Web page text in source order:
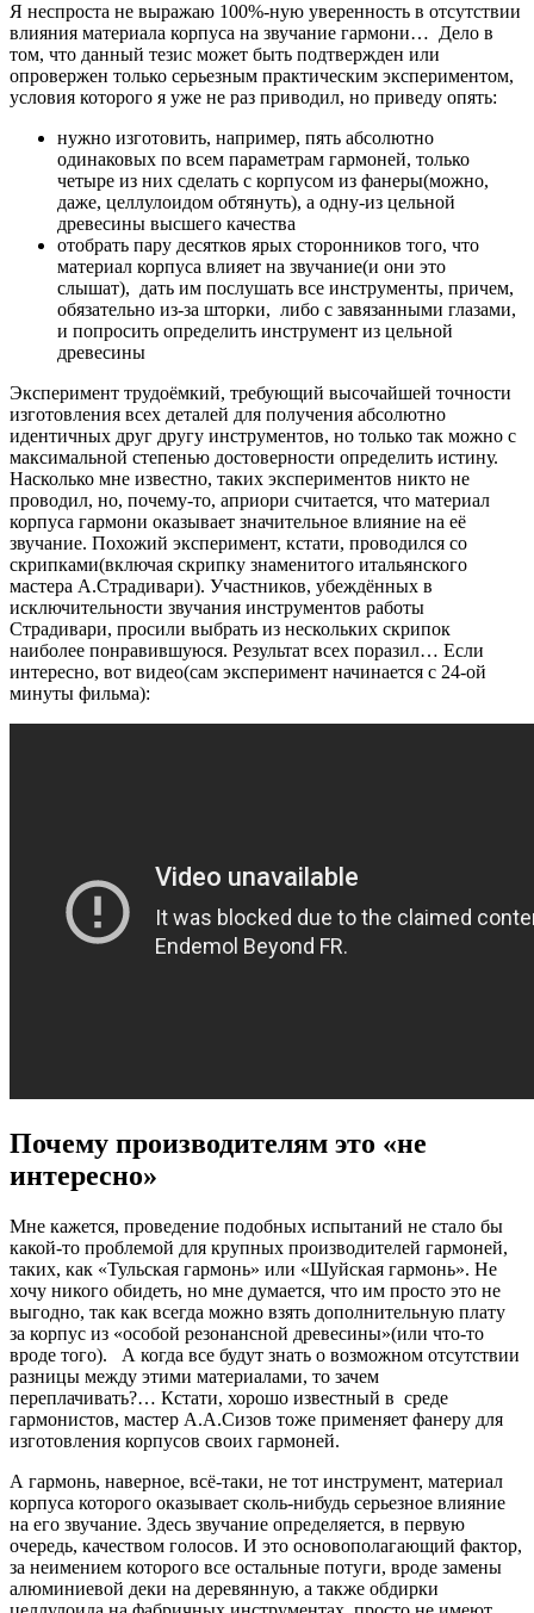
Я неспроста не выражаю 100%-ную уверенность в отсутствии
влияния материала корпуса на звучание гармони… Дело в
том, что данный тезис может быть подтвержден или
опровержен только серьезным практическим экспериментом,
условия которого я уже не раз приводил, но приведу опять:
нужно изготовить, например, пять абсолютно
одинаковых по всем параметрам гармоней, только
четыре из них сделать с корпусом из фанеры(можно,
даже, целлулоидом обтянуть), а одну-из цельной
древесины высшего качества
отобрать пару десятков ярых сторонников того, что
материал корпуса влияет на звучание(и они это
слышат), дать им послушать все инструменты, причем,
обязательно из-за шторки, либо с завязанными глазами,
и попросить определить инструмент из цельной
древесины
Эксперимент трудоёмкий, требующий высочайшей точности
изготовления всех деталей для получения абсолютно
идентичных друг другу инструментов, но только так можно с
максимальной степенью достоверности определить истину.
Насколько мне известно, таких экспериментов никто не
проводил, но, почему-то, априори считается, что материал
корпуса гармони оказывает значительное влияние на её
звучание. Похожий эксперимент, кстати, проводился со
скрипками(включая скрипку знаменитого итальянского
мастера А.Страдивари). Участников, убеждённых в
исключительности звучания инструментов работы
Страдивари, просили выбрать из нескольких скрипок
наиболее понравившуюся. Результат всех поразил… Если
интересно, вот видео(сам эксперимент начинается с 24-ой
минуты фильма):
Почему производителям это «не
интересно»
Мне кажется, проведение подобных испытаний не стало бы
какой-то проблемой для крупных производителей гармоней,
таких, как «Тульская гармонь» или «Шуйская гармонь». Не
хочу никого обидеть, но мне думается, что им просто это не
выгодно, так как всегда можно взять дополнительную плату
за корпус из «особой резонансной древесины»(или что-то
вроде того). А когда все будут знать о возможном отсутствии
разницы между этими материалами, то зачем
переплачивать?… Кстати, хорошо известный в среде
гармонистов, мастер А.А.Сизов тоже применяет фанеру для
изготовления корпусов своих гармоней.
А гармонь, наверное, всё-таки, не тот инструмент, материал
корпуса которого оказывает сколь-нибудь серьезное влияние
на его звучание. Здесь звучание определяется, в первую
очередь, качеством голосов. И это основополагающий фактор,
за неимением которого все остальные потуги, вроде замены
алюминиевой деки на деревянную, а также обдирки